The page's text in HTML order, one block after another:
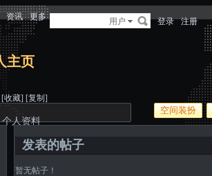
资讯 更多 用户 登录 注册
主页
[收藏] [复制]
空间装扮
个人资料
发表的帖子
暂无帖子！